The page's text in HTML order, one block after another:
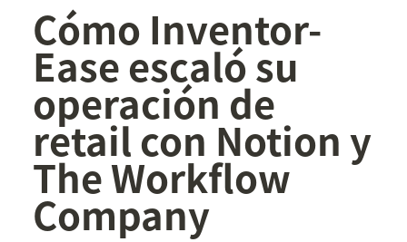
Cómo Inventor-
Ease escaló su
operación de
retail con Notion y
The Workflow
Company